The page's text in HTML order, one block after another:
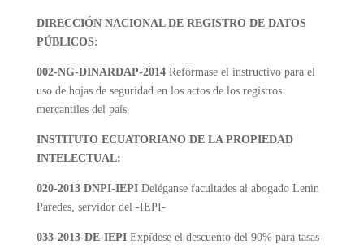
DIRECCIÓN NACIONAL DE REGISTRO DE DATOS
PÚBLICOS:
002-NG-DINARDAP-2014Refórmase el instructivo para el
uso de hojas de seguridad en los actos de los registros
mercantiles del país
INSTITUTO ECUATORIANO DE LA PROPIEDAD
INTELECTUAL:
020-2013 DNPI-IEPI Deléganse facultades al abogado Lenin
Paredes, servidor del -IEPI-
033-2013-DE-IEPI Expídese el descuento del 90% para tasas